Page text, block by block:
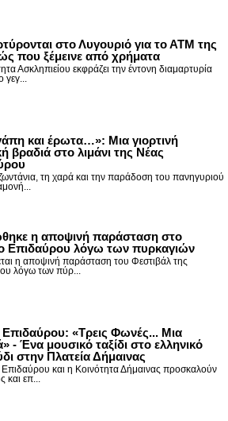
στο Λυγουριό για το ΑΤΜ της
που ξέμεινε από χρήματα
Ασκληπιείου εκφράζει την έντονη διαμαρτυρία
γεγ...
και έρωτα…»: Μια γιορτινή
βραδιά στο λιμάνι της Νέας
τη χαρά και την παράδοση του πανηγυριού
η αποψινή παράσταση στο
Επιδαύρου λόγω των πυρκαγιών
η αποψινή παράσταση του Φεστιβάλ της
λόγω των πύρ...
«Τρεις Φωνές... Μια
- Ένα μουσικό ταξίδι στο ελληνικό
στην Πλατεία Δήμαινας
και η Κοινότητα Δήμαινας προσκαλούν
και επ...